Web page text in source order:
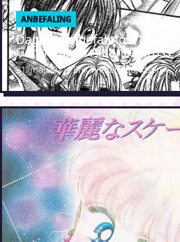
ANBEFALING
Dagens anbefaling 31 maj
Gentlemen’s Alliance Cross
31. maj 2021 · Erik Weber-Lauridsen